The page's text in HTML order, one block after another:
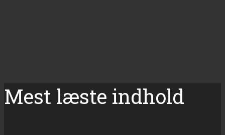
Mest læste indhold